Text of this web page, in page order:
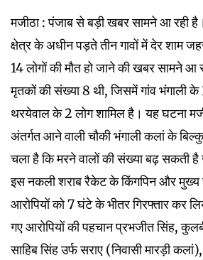
मजीठा : पंजाब से बड़ी खबर सामने आ रही
क्षेत्र के अधीन पड़ते तीन गावों में देर शाम
14 लोगों की मौत हो जाने की खबर सामने
मृतकों की संख्या 8 थी, जिसमें गांव भंगाली
थरयेवाल के 2 लोग शामिल है। यह घटना
अंतर्गत आने वाली चौकी भंगाली कलां के
चला है कि मरने वालों की संख्या बढ़ सकती
इस नकली शराब रैकेट के किंगपिन और
आरोपियों को 7 घंटे के भीतर गिरफ्तार कर
गए आरोपियों की पहचान प्रभजीत सिंह,
साहिब सिंह उर्फ सराए (निवासी मारड़ी